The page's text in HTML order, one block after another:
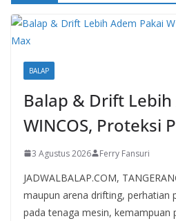
BALAP
Balap & Drift
WINCOS, Proteksi
3 Agustus 2026 Ferry Fansuri
JADWALBALAP.COM,
maupun arena drifting, perhatian
pada tenaga mesin, kemampuan